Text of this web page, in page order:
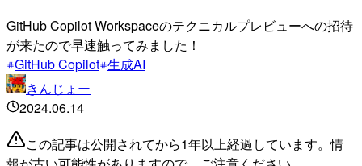
GitHub Copilot Workspaceのテクニカルプレビューへの招待
が来たので早速触ってみました！
GitHub Copilot 生成AI
きんじょー
2024.06.14
この記事は公開されてから1年以上経過しています。情